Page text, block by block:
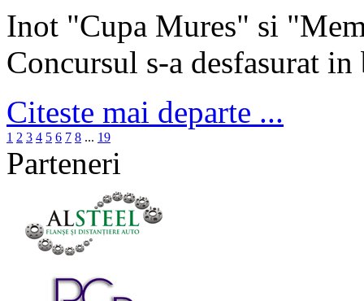
Inot "Cupa Mures" si
Concursul s-a desfasurat
Citeste mai departe ...
1 2 3 4 5 6 7 8 ... 19
Parteneri